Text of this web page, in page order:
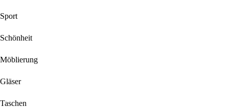
Sport
Schönheit
Möblierung
Gläser
Taschen